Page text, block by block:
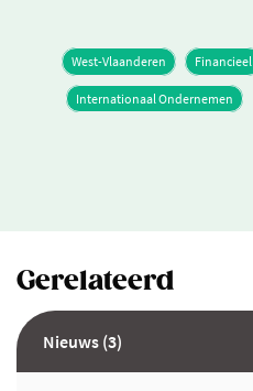
West-Vlaanderen Financieel
Internationaal Ondernemen
Gerelateerd
Nieuws (3)